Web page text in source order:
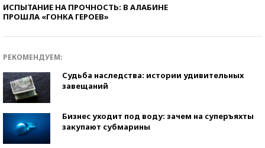
ИСПЫТАНИЕ НА ПРОЧНОСТЬ: В АЛАБИНЕ
ПРОШЛА «ГОНКА ГЕРОЕВ»
РЕКОМЕНДУЕМ:
Судьба наследства: истории удивительных
завещаний
Бизнес уходит под воду: зачем на суперъяхты
закупают субмарины